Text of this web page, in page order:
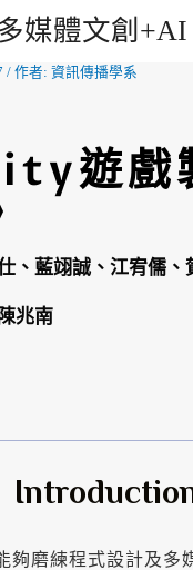
媒體文創+AI
/ 作者: 資訊傳播學系
遊戲
、藍翊誠、江宥儒、
兆南
磨練程式設計及多